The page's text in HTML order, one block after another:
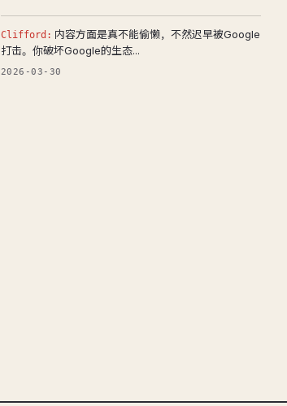
Clifford:
打击。你破坏Google的生态...
2026-03-30